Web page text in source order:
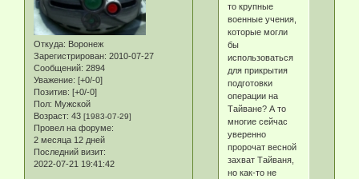
Откуда: Воронеж
Зарегистрирован: 2010-07-27
Сообщений: 2894
Уважение: [+0/-0]
Позитив: [+0/-0]
Пол: Мужской
Возраст: 43 [1983-07-29]
Провел на форуме:
2 месяца 12 дней
Последний визит:
2022-07-21 19:41:42
то крупные
военные учения,
которые могли
бы
использоваться
для прикрытия
подготовки
операции на
Тайване? А то
многие сейчас
уверенно
пророчат весной
захват Тайваня,
но как-то не